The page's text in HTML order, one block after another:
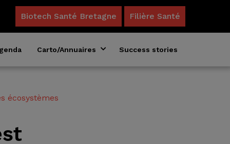
Biotech Santé Bretagne Filière Santé
Carto/Annuaires Success stories
écosystèmes